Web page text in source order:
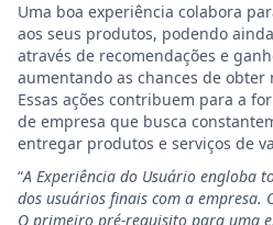
Uma boa experiência colabora
aos seus produtos, podendo
através de recomendações e
aumentando as chances de obter
Essas ações contribuem para a
de empresa que busca
entregar produtos e serviços de
“A Experiência do Usuário engloba
dos usuários finais com a empresa.
O primeiro pré-requisito para uma